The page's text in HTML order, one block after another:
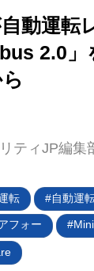
ード
ル
動運転
2.0」
ティJP編集
転 自動運
フォー